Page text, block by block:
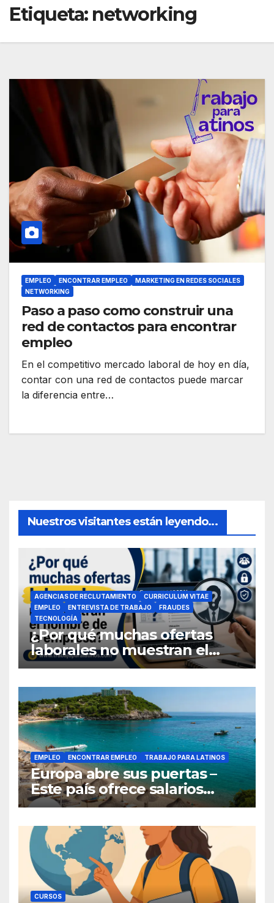
Etiqueta: networking
EMPLEO ENCONTRAR EMPLEO
MARKETING EN REDES SOCIALES
NETWORKING
Paso a paso como construir una
red de contactos para encontrar
empleo
En el competitivo mercado laboral de hoy en día,
contar con una red de contactos puede marcar
la diferencia entre…
Nuestros visitantes están leyendo...
AGENCIAS DE RECLUTAMIENTO
CURRICULUM VITAE
EMPLEO
ENTREVISTA DE TRABAJO
FRAUDES
TECNOLOGÍA
¿Por qué muchas ofertas
laborales no muestran el
nombre de la empresa?
EMPLEO ENCONTRAR EMPLEO TRABAJO PARA LATINOS
Europa abre sus puertas –
Este país ofrece salarios
competitivos y contrata a
CURSOS